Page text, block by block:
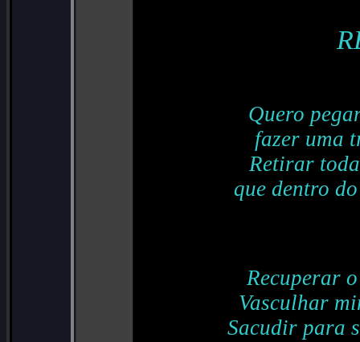
Quero
fazer uma
Retirar
que dentro
Recuperar
Vasculhar
Sacudir para